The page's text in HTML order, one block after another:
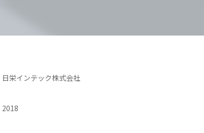
日栄インテック株式会社
2018